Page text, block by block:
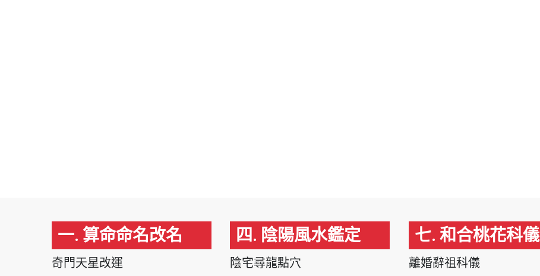
一. 算命命名改名
奇門天星改運
四. 陰陽風水鑑定
陰宅尋龍點穴
七. 和合桃花科儀
離婚辭祖科儀